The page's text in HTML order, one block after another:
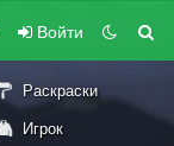
Войти
Раскраски
Игрок